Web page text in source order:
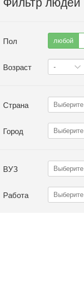
Пол любой
Возраст
Страна
Город
ВУЗ
Работа